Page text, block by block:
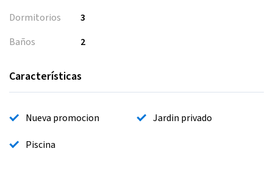
Dormitorios
3
Baños
2
Características
Nueva promocion
Jardin privado
Piscina